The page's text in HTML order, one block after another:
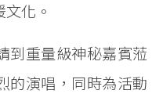
化。
到重量級神秘嘉賓蒞
的演唱，同時為活動